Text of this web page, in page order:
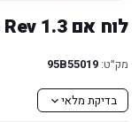
לוח אם Gigabyte B550M Aorus Elite Rev 1.3
מק״ט: 95B55019
בדיקת מלאי